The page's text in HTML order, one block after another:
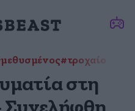
#τροχαίο
στη